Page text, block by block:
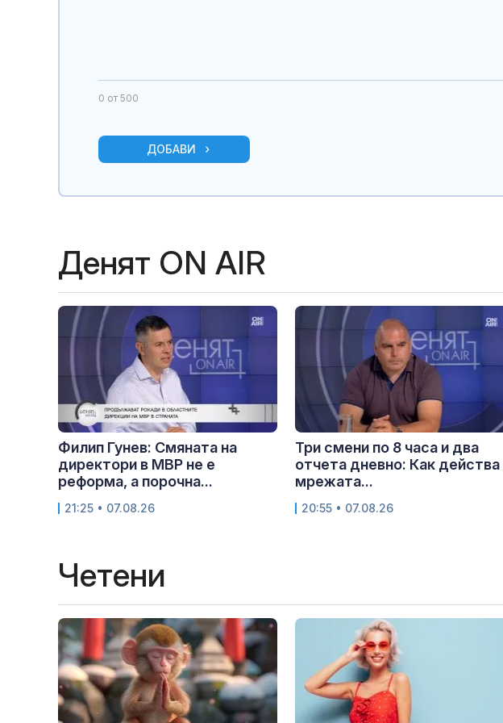
0 от 500
ДОБАВИ
Денят ON AIR
Филип Гунев: Смяната на
директори в МВР не е
реформа, а порочна...
21:25 • 07.08.26
Три смени по 8 часа и два
отчета дневно: Как действа
мрежата...
20:55 • 07.08.26
Четени